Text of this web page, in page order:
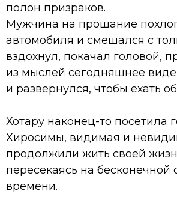
полон призраков.
Мужчина на прощание
автомобиля и смешался с
вздохнул, покачал головой,
из мыслей сегодняшнее
и развернулся, чтобы ехать
Хотару наконец-то посетила
Хиросимы, видимая и
продолжили жить своей
пересекаясь на бесконечной
времени.